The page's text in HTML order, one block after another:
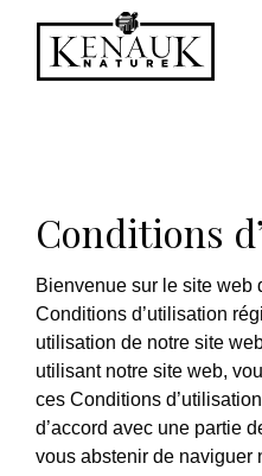
Conditions
Bienvenue sur le site web
Conditions d’utilisation
utilisation de notre site
utilisant notre site web,
ces Conditions
d’accord avec une partie
vous abstenir de naviguer